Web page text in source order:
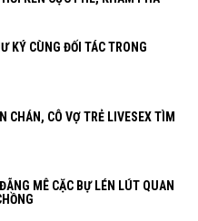
KÝ CÙNG ĐỐI TÁC TRONG
CHÁN, CÔ VỢ TRẺ LIVESEX TÌM
MÊ CẶC BỰ LÉN LÚT QUAN